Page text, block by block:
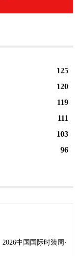
125
120
119
111
103
96
中国国际时装周·